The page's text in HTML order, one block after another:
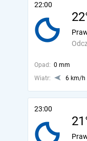
22:00
Opad: 0 mm
Wiatr:
6 km/h
23:00